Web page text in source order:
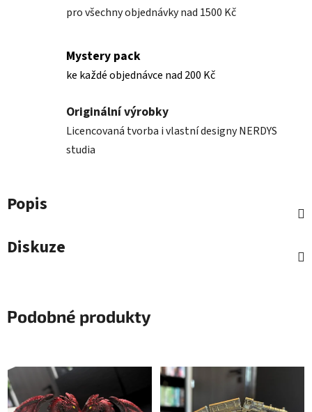
pro všechny objednávky nad 1500 Kč
Mystery pack
ke každé objednávce nad 200 Kč
Originální výrobky
Licencovaná tvorba i vlastní designy NERDYS
studia
Popis
Diskuze
Podobné produkty